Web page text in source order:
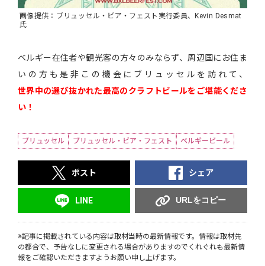
画像提供：ブリュッセル・ビア・フェスト実行委員、Kevin Desmat
氏
ベルギー在住者や観光客の方々のみならず、周辺国にお住ま
いの方も是非この機会にブリュッセルを訪れて、
世界中の選び抜かれた最高のクラフトビールをご堪能くださ
い！
ブリュッセル ブリュッセル・ビア・フェスト ベルギービール
ポスト シェア
LINE URLをコピー
※記事に掲載されている内容は取材当時の最新情報です。情報は取材先
の都合で、予告なしに変更される場合がありますのでくれぐれも最新情
報をご確認いただきますようお願い申し上げます。